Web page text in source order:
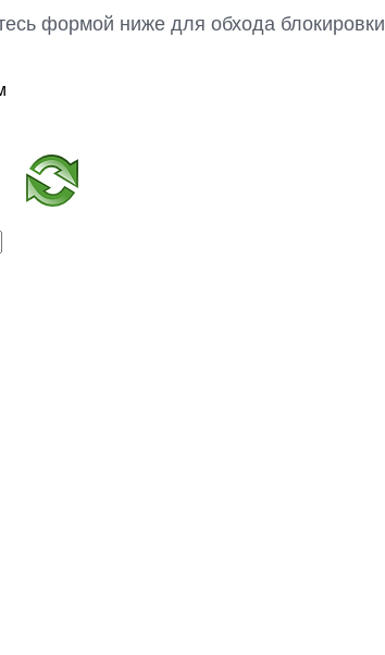
формой ниже для обхода блокировки